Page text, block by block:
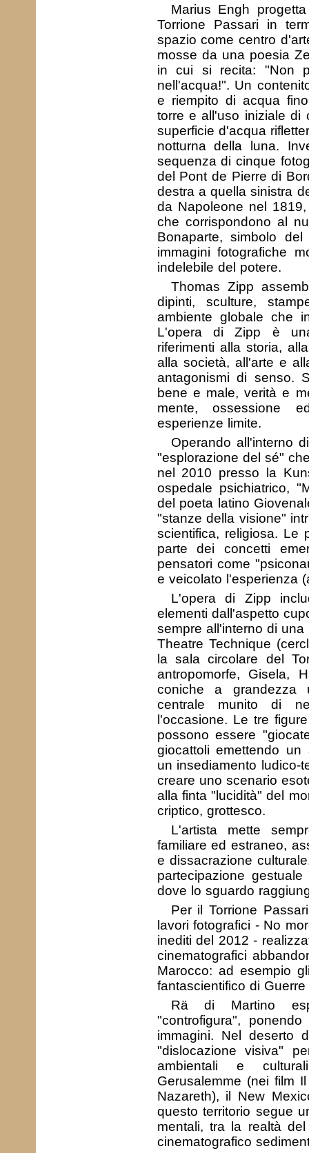
Marius Engh
Torrione Passari in
spazio come centro
mosse da una poesia
in cui si recita: "Non
nell'acqua!". Un
e riempito di acqua
torre e all'uso iniziale di
superficie d'acqua
notturna della luna.
sequenza di cinque
del Pont de Pierre di
destra a quella sinistra
da Napoleone nel
che corrispondono al
Bonaparte, simbolo
immagini fotografiche
indelebile del potere.
Thomas Zipp
dipinti, sculture,
ambiente globale che
L'opera di Zipp è
riferimenti alla storia,
alla società, all'arte e
antagonismi di senso.
bene e male, verità e
mente, ossessione
esperienze limite.
Operando all'interno
"esplorazione del sé"
nel 2010 presso la
ospedale psichiatrico,
del poeta latino
"stanze della visione"
scientifica, religiosa. Le
parte dei concetti
pensatori come
e veicolato l'esperienza
L'opera di Zipp
elementi dall'aspetto
sempre all'interno di
Theatre Technique
la sala circolare del
antropomorfe, Gisela,
coniche a grandezza
centrale munito di
l'occasione. Le tre
possono essere
giocattoli emettendo
un insediamento ludico-
creare uno scenario
alla finta "lucidità" del
criptico, grottesco.
L'artista mette
familiare ed estraneo,
e dissacrazione
partecipazione
dove lo sguardo
Per il Torrione
lavori fotografici - No
inediti del 2012 -
cinematografici
Marocco: ad esempio
fantascientifico di
Rä di Martino
"controfigura",
immagini. Nel deserto
"dislocazione visiva"
ambientali e
Gerusalemme (nei film
Nazareth), il New
questo territorio segue
mentali, tra la realtà
cinematografico